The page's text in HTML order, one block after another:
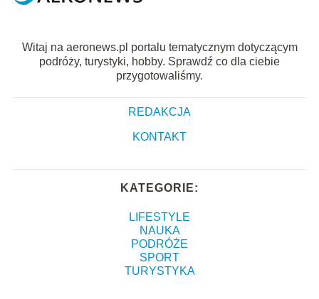
Witaj na aeronews.pl portalu tematycznym dotyczącym
podróży, turystyki, hobby. Sprawdź co dla ciebie
przygotowaliśmy.
REDAKCJA
KONTAKT
KATEGORIE:
LIFESTYLE
NAUKA
PODRÓŻE
SPORT
TURYSTYKA